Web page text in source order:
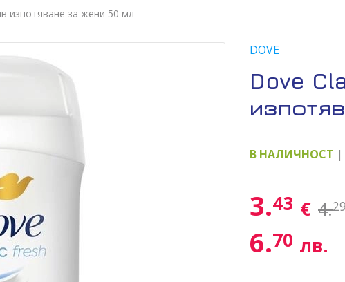
изпотяване за жени 50 мл
DOVE
Dove
В НАЛИЧНОСТ |
3.43 € 4.
6.70 лв.